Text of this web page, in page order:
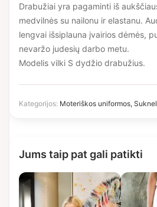
Drabužiai yra pagaminti iš
medvilnės su nailonu ir elastanu.
lengvai išsiplauna įvairios dėmės,
nevaržo judesių darbo metu.
Modelis vilki S dydžio drabužius.
Kategorijos: Moteriškos uniformos,
Jums taip pat gali patikti